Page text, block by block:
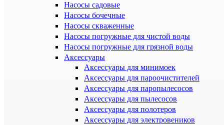
Насосы садовые
Насосы бочечные
Насосы скваженные
Насосы погружные для чистой воды
Насосы погружные для грязной воды
Аксессуары
Аксессуары для минимоек
Аксессуары для пароочистителей
Аксессуары для паропылесосов
Аксессуары для пылесосов
Аксессуары для полотеров
Аксессуары для электровеников